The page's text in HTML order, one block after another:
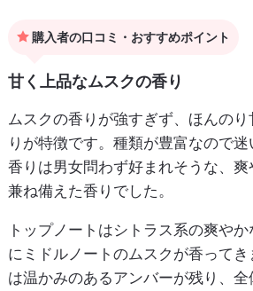
購入者の口コミ・おすすめポイント
甘く上品なムスクの香り
ムスクの香りが強すぎず、ほんの
りが特徴です。種類が豊富なので
香りは男女問わず好まれそうな、
兼ね備えた香りでした。
トップノートはシトラス系の爽や
にミドルノートのムスクが香ってき
は温かみのあるアンバーが残り、